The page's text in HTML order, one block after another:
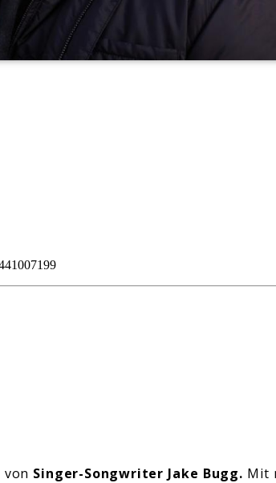
von Singer-Songwriter Jake Bugg. Mit